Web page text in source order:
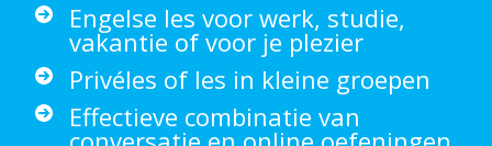
Engelse les voor werk, studie,
vakantie of voor je plezier
Privéles of les in kleine groepen
Effectieve combinatie van